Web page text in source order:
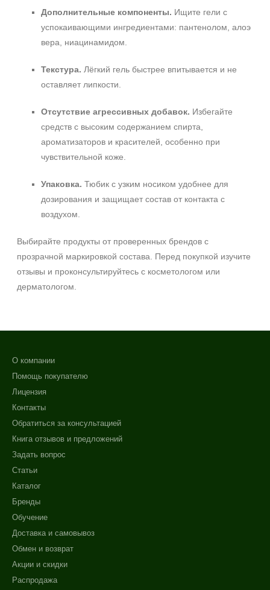
Дополнительные компоненты. Ищите гели с
успокаивающими ингредиентами: пантенолом, алоэ
вера, ниацинамидом.
Текстура. Лёгкий гель быстрее впитывается и не
оставляет липкости.
Отсутствие агрессивных добавок. Избегайте
средств с высоким содержанием спирта,
ароматизаторов и красителей, особенно при
чувствительной коже.
Упаковка. Тюбик с узким носиком удобнее для
дозирования и защищает состав от контакта с
воздухом.
Выбирайте продукты от проверенных брендов с
прозрачной маркировкой состава. Перед покупкой изучите
отзывы и проконсультируйтесь с косметологом или
дерматологом.
О компании
Помощь покупателю
Лицензия
Контакты
Обратиться за консультацией
Книга отзывов и предложений
Задать вопрос
Статьи
Каталог
Бренды
Обучение
Доставка и самовывоз
Обмен и возврат
Акции и скидки
Распродажа